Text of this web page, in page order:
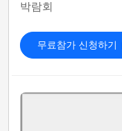
박람회
무료참가 신청하기